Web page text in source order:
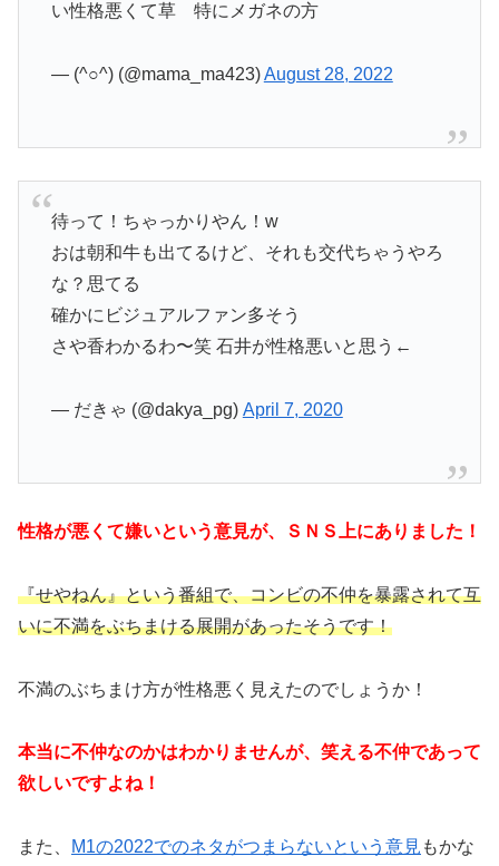
い性格悪くて草 特にメガネの方
— (^○^) (@mama_ma423)August 28, 2022
待って！ちゃっかりやん！w
おは朝和牛も出てるけど、それも交代ちゃうやろ
な？思てる
確かにビジュアルファン多そう
さや香わかるわ〜笑 石井が性格悪いと思う←
— だきゃ (@dakya_pg) April 7, 2020
性格が悪くて嫌いという意見が、ＳＮＳ上にありました！
『せやねん』という番組で、コンビの不仲を暴露されて互
いに不満をぶちまける展開があったそうです！
不満のぶちまけ方が性格悪く見えたのでしょうか！
本当に不仲なのかはわかりませんが、笑える不仲であって
欲しいですよね！
また、 M1の2022でのネタがつまらないという意見 もかな